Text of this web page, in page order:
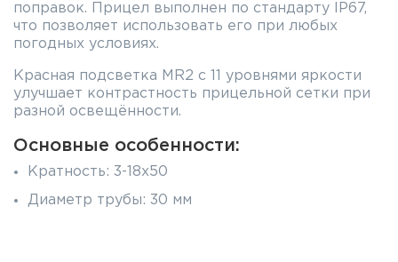
поправок. Прицел выполнен по стандарту IP67,
что позволяет использовать его при любых
погодных условиях.
Красная подсветка MR2 с 11 уровнями яркости
улучшает контрастность прицельной сетки при
разной освещённости.
Основные особенности:
Кратность: 3-18x50
Диаметр трубы: 30 мм